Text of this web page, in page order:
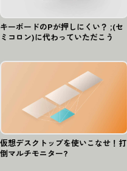
キーボードのPが押しにくい？ ;(セ
ミコロン)に代わっていただこう
仮想デスクトップを使いこなせ！打
倒マルチモニター?